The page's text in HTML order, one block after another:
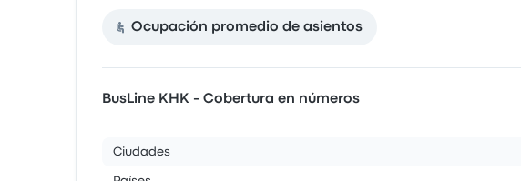
Ocupación promedio de asientos
BusLine KHK - Cobertura en números
Ciudades